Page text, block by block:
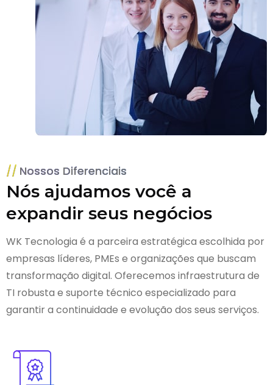
Nossos Diferenciais
Nós ajudamos você a
expandir seus negócios
WK Tecnologia é a parceira estratégica escolhida por
empresas líderes, PMEs e organizações que buscam
transformação digital. Oferecemos infraestrutura de
TI robusta e suporte técnico especializado para
garantir a continuidade e evolução dos seus serviços.